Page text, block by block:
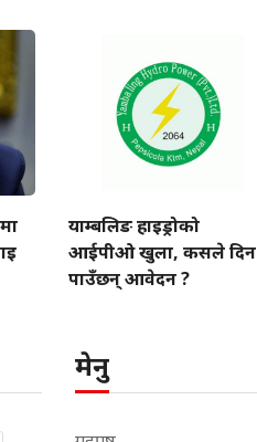
याम्बलिङ हाइड्रोको
आईपीओ खुला, कसले दिन
पाउँछन् आवेदन ?
मेनु